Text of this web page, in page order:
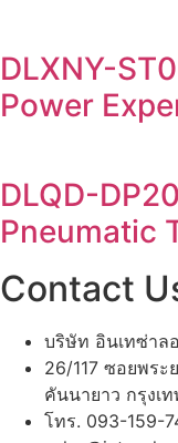
DLXNY-
Power
DLQD-
Pneumatic
Contact
บริษัท อินเทซ่าล
26/117 ซอยพระ
คันนายาว กรุงเ
โทร. 093-159-